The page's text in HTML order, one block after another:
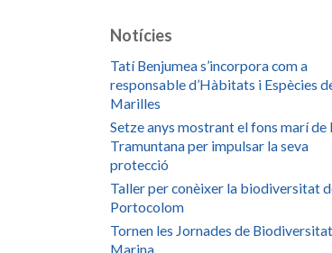
Notícies
Tatí Benjumea s’incorpora com a
responsable d’Hàbitats i Espècies
Marilles
Setze anys mostrant el fons marí de
Tramuntana per impulsar la seva
protecció
Taller per conèixer la biodiversitat
Portocolom
Tornen les Jornades de Biodiversitat
Marina